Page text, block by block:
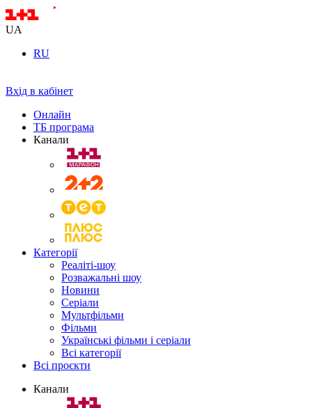
UA
RU
Вхід в кабінет
Онлайн
ТБ програма
Канали
Категорії
Реаліті-шоу
Розважальні шоу
Новини
Серіали
Мультфільми
Фільми
Українські фільми і серіали
Всі категорії
Всі проєкти
Канали